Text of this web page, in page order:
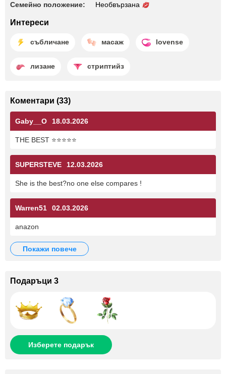
Семейно положение: Необвързана
Интереси
събличане масаж lovense
лизане стриптийз
Коментари (33)
Gaby__O 18.03.2026
THE BEST ⭐⭐⭐⭐⭐
SUPERSTEVE 12.03.2026
She is the best?no one else compares !
Warren51 02.03.2026
anazon
покажи повече
Подаръци 3
Изберете подарък